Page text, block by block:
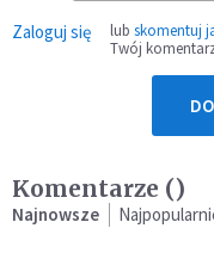
Zaloguj się lub skomentuj
Twój
Komentarze ()
Najnowsze